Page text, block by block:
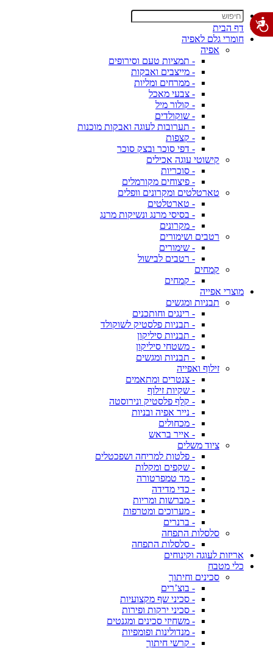
דף הבית
חומרי גלם לאפיה
אפיה
- תמציות טעם וסירופים
- מייצבים ואבקות
- ממרחים ומליות
- צבעי מאכל
- קולור מיל
- שוקולדים
- תערובות לעוגה ואבקות מוכנות
- קצפות
- דפי סוכר ובצק סוכר
קישוטי עוגה אכילים
- סוכריות
- פיצוחים מקורמלים
טארטלטים ומקרונים וופלים
- טארטלטים
- בסיסי מרנג ונשיקות מרנג
- מקרונים
רטבים ושימורים
- שימורים
- רטבים לבישול
קמחים
- קמחים
מוצרי אפייה
תבניות ומגשים
- רינגים וחותכנים
- תבניות פלסטיק לשוקולד
- תבניות סיליקון
- משטחי סיליקון
- תבניות ומגשים
זילוף ואפייה
- צנטרים ומתאמים
- שקיות זילוף
- קלף פלסטיק ונירוסטה
- נייר אפיה ובניות
- מכחולים
- אייר בראש
ציוד משלים
- פלטות למריחה ושפכטלים
- שקפים ומקלות
- מד טמפרטורה
- כדי מדידה
- מברשות ומריות
- מערוכים ומטרפות
- ברנרים
סלסלות התפחה
- סלסלות התפחה
אריזות לעוגה וקינוחים
כלי מטבח
סכינים וחיתוך
- בוצ’רים
- סכיני שף מקצועיות
- סכיני ירקות ופירות
- משחיזי סכינים ומגנטים
- מנדולינות ופומפיות
- קרשי חיתוך